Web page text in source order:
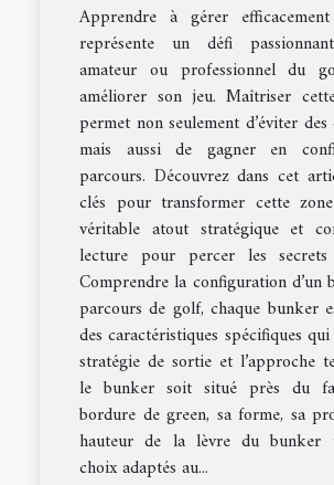
Apprendre à gérer
représente un défi
amateur ou professionnel du
améliorer son jeu. Maîtriser
permet non seulement d’éviter
mais aussi de gagner en
parcours. Découvrez dans cet
clés pour transformer cette
véritable atout stratégique et
lecture pour percer les secrets
Comprendre la configuration d’un
parcours de golf, chaque bunker
des caractéristiques spécifiques
stratégie de sortie et l’approche
le bunker soit situé près du
bordure de green, sa forme, sa
hauteur de la lèvre du bunker
choix adaptés au...